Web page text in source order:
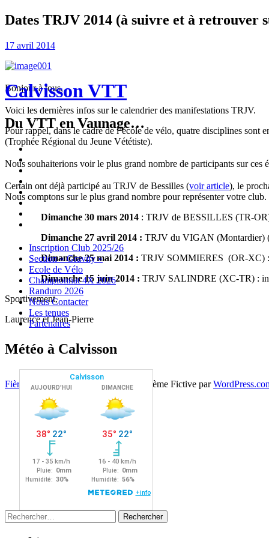
Calvisson VTT
Du VTT en Vaunage…
Inscription
Club
2025/26
Section
« Gravity »
Ecole
Vélo
Championnat
4X
2026
Randuro
2026
Nous
Contacter
Les
tenues
Partenaires
Menu
Widgets
Recherche
Aller
contenu
Inscription Club 2025/26
Section « Gravity »
Ecole de Vélo
Championnat 4X 2026
Randuro 2026
Nous Contacter
Les tenues
Partenaires
Météo à Calvisson
Rechercher :
Dates TRJV 2014 (à suivre et à retrouver
17 avril 2014
Bonjour à tous,
Voici les dernières infos sur le calendrier des manifestations TRJV.
Pour rappel, dans le cadre de l’école de vélo, quatre disciplines
(Trophée Régional du Jeune Vététiste).
Nous souhaiterions voir le plus grand nombre de participants sur ces
Certain ont déjà participé au TRJV de Bessilles (voir article), le
Nous comptons sur le plus grand nombre pour représenter votre club.
Dimanche 30 mars 2014 : TRJV de BESSILLES (TR-
Dimanche 27 avril 2014 : TRJV du VIGAN
Dimanche 25 mai 2014 : TRJV SOMMIERES (OR-XC)
Dimanche 15 juin 2014 : TRJV SALINDRE (XC-TR) :
Sportivement,
Laurence et Jean-Pierre
Navigation
articles
←
→
Fièrement propulsé par WordPress Thème Fictive par